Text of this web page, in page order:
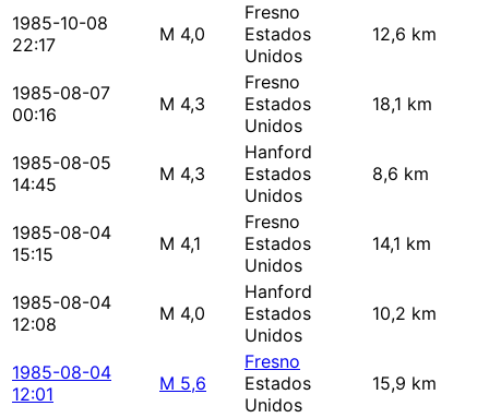
1985-10-08
22:17
M 4,0
Fresno
Estados
Unidos
12,6 km
1985-08-07
00:16
M 4,3
Fresno
Estados
Unidos
18,1 km
1985-08-05
14:45
M 4,3
Hanford
Estados
Unidos
8,6 km
1985-08-04
15:15
M 4,1
Fresno
Estados
Unidos
14,1 km
1985-08-04
12:08
M 4,0
Hanford
Estados
Unidos
10,2 km
1985-08-04
12:01
M 5,6
Fresno
Estados
Unidos
15,9 km